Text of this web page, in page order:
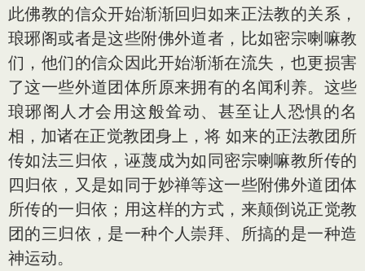
此佛教的信众开始渐渐回归如来正法教的关系，
琅琊阁或者是这些附佛外道者，比如密宗喇嘛教
们，他们的信众因此开始渐渐在流失，也更损害
了这一些外道团体所原来拥有的名闻利养。这些
琅琊阁人才会用这般耸动、甚至让人恐惧的名
相，加诸在正觉教团身上，将 如来的正法教团所
传如法三归依，诬蔑成为如同密宗喇嘛教所传的
四归依，又是如同于妙禅等这一些附佛外道团体
所传的一归依；用这样的方式，来颠倒说正觉教
团的三归依，是一种个人崇拜、所搞的是一种造
神运动。